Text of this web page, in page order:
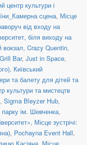
центр культури і
сцена, Місце
від входу на
біля виходу на
вокзал, Crazy Quentin,
Bar, Just in Space,
, Київський
та балету для дітей та
культури та мистецтв
, Sigma Bleyzer Hub,
парку ім. Шевченка,
, Місце зустрічі:
, Pochayna Event Hall,